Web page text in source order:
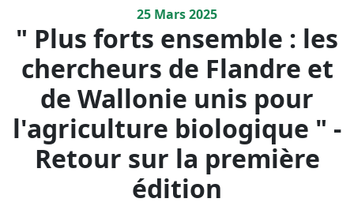
25 Mars2025
" Plus forts ensemble : les
chercheurs de Flandre et
de Wallonie unis pour
l'agriculture biologique " -
Retour sur la première
édition